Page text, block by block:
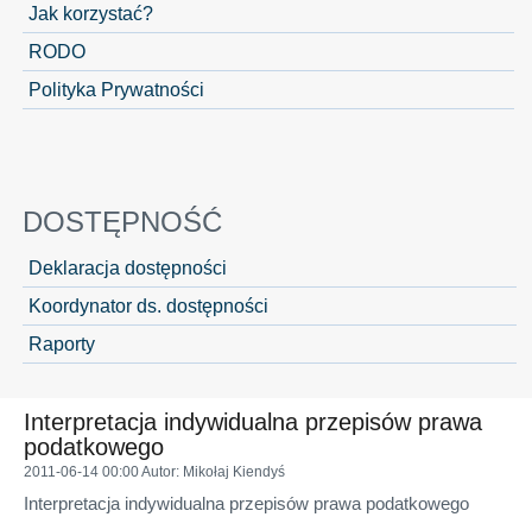
Jak korzystać?
RODO
Polityka Prywatności
DOSTĘPNOŚĆ
Deklaracja dostępności
Koordynator ds. dostępności
Raporty
Interpretacja indywidualna przepisów prawa
podatkowego
2011-06-14 00:00Autor: Mikołaj Kiendyś
Interpretacja indywidualna przepisów prawa podatkowego